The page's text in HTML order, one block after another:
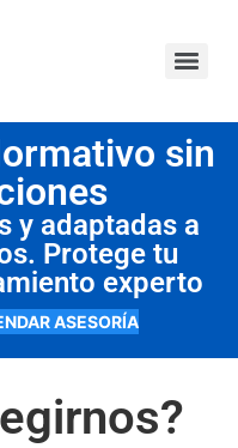
sin
y adaptadas a
Protege tu
experto
ASESORÍA